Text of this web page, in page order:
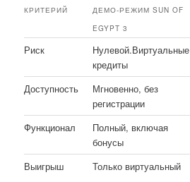
КРИТЕРИЙ
ДЕМО-РЕЖИМ SUN OF
EGYPT 3
Риск
Нулевой.Виртуальные
кредиты
Доступность
Мгновенно, без
регистрации
Функционал
Полный, включая
бонусы
Выигрыш
Только виртуальный